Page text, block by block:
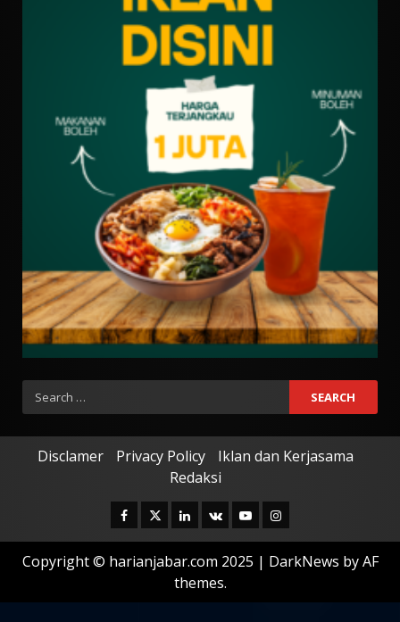
Search
for:
Disclamer Privacy Policy
Iklan dan Kerjasama
Redaksi
Facebook
TwitterLinkedin
VK YoutubeInstagram
Copyright © harianjabar.com 2025 | DarkNews by AF
themes.